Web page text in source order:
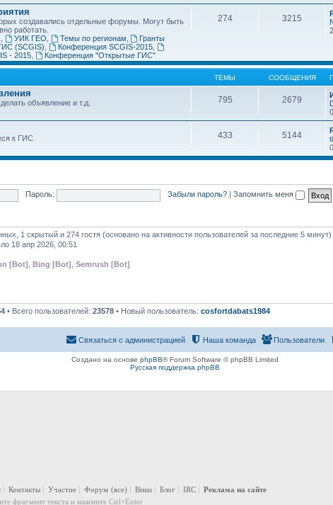
создавались отдельные форумы. Могут быть
работать.
УИК ГЕО Темы по регионам
Гранты
(SCGIS)
Конференция SCGIS-2015,
- 2015
Конференция "Открытые ГИС"
274 3215
ТЕМЫ СООБЩЕНИЯ
объявление и т.д. 795 2679
к ГИС. 433 5144
Пароль: Забыли пароль? Запомнить меня
1 скрытый и 274 гостя (основано на активности пользователей за последние 5 минут)
18 апр 2026, 00:51
[Bot] Bing [Bot] Semrush [Bot]
• Всего пользователей: 23578 • Новый пользователь: cosfortdabats1984
Пользователи
Наша команда
Связаться с администрацией
Создано на основе phpBB® Forum Software © phpBB Limited
Русская поддержка phpBB
Контакты Участие Форум (все) Вики Блог IRC
Реклама на сайте
фрагмент текста и нажмите Ctrl+Enter